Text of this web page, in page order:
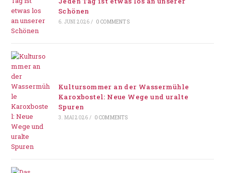
Schönen
6. JUNI 2026 / 0 COMMENTS
Kultursommer an der Wassermühle
Karoxbostel: Neue Wege und uralte
Spuren
3. MAI 2026 / 0 COMMENTS